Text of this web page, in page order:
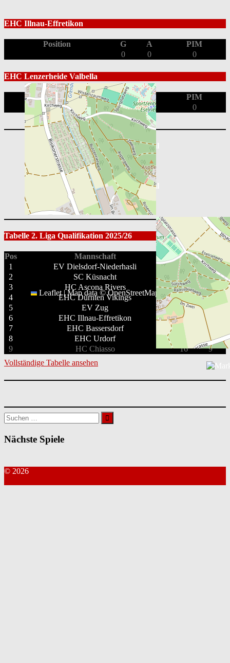
Leaflet |Map data ©OpenStreetMap contributors
EHC Illnau-Effretikon
Position G A
PIM
0
0 0
EHC Lenzerheide Valbella
Position G A
PIM
0
0 0
Playoff 2025/26: 1/2 Final
Playoff 2025/26: 1/4 Final
Tabelle 2. Liga Qualifikation 2025/26
Pos Mannschaft GP
PTS
1
EV Dielsdorf-Niederhasli 16
35
2
SC Küsnacht 16
35
3
HC Ascona Rivers 16
32
4
EHC Dürnten Vikings 16
29
5
EV Zug 16
23
6
EHC Illnau-Effretikon 16
7
EHC Bassersdorf 16
20
8
EHC Urdorf 16
12
9
HC Chiasso 16
9
Vollständige Tabelle ansehen
Suchen
nach:
Nächste Spiele
© 2026